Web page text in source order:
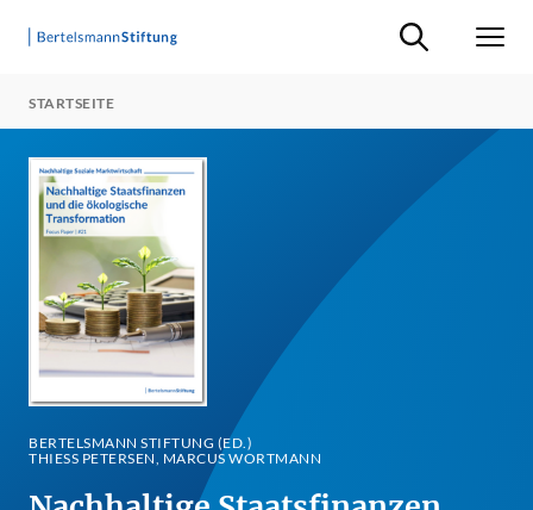
Suche ein-/
STARTSEITE
BERTELSMANN STIFTUNG (ED.)
THIESS PETERSEN, MARCUS WORTMANN